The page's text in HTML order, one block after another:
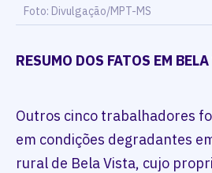
Foto: Divulgação/MPT-MS
RESUMO DOS FATOS EM
Outros cinco trabalhadores
em condições degradantes
rural de Bela Vista, cujo